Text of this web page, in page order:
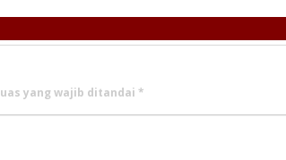
yang wajib ditandai *